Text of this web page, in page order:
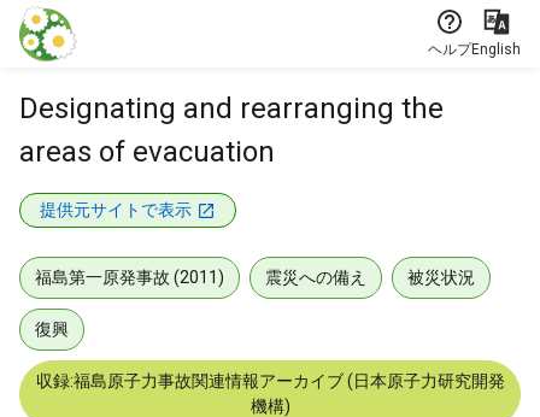
本文に飛ぶ
ヘルプEnglish
Designating and rearranging the
areas of evacuation
提供元サイトで表示
福島第一原発事故 (2011) 震災への備え 被災状況
復興
収録:福島原子力事故関連情報アーカイブ (日本原子力研究開発
機構)